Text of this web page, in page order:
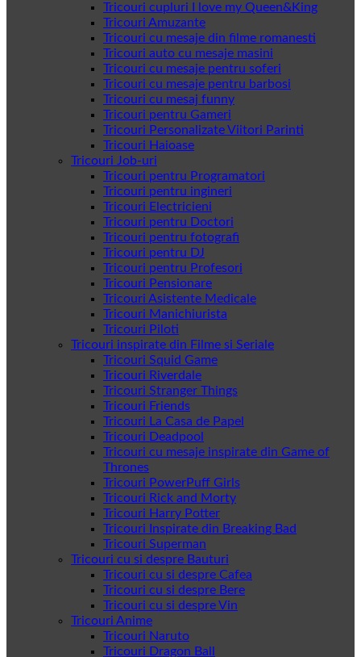
Tricouri cupluri I love my Queen&King
Tricouri Amuzante
Tricouri cu mesaje din filme romanesti
Tricouri auto cu mesaje masini
Tricouri cu mesaje pentru soferi
Tricouri cu mesaje pentru barbosi
Tricouri cu mesaj funny
Tricouri pentru Gameri
Tricouri Personalizate Viitori Parinti
Tricouri Haioase
Tricouri Job-uri
Tricouri pentru Programatori
Tricouri pentru ingineri
Tricouri Electricieni
Tricouri pentru Doctori
Tricouri pentru fotografi
Tricouri pentru DJ
Tricouri pentru Profesori
Tricouri Pensionare
Tricouri Asistente Medicale
Tricouri Manichiurista
Tricouri Piloti
Tricouri inspirate din Filme si Seriale
Tricouri Squid Game
Tricouri Riverdale
Tricouri Stranger Things
Tricouri Friends
Tricouri La Casa de Papel
Tricouri Deadpool
Tricouri cu mesaje inspirate din Game of
Thrones
Tricouri PowerPuff Girls
Tricouri Rick and Morty
Tricouri Harry Potter
Tricouri Inspirate din Breaking Bad
Tricouri Superman
Tricouri cu si despre Bauturi
Tricouri cu si despre Cafea
Tricouri cu si despre Bere
Tricouri cu si despre Vin
Tricouri Anime
Tricouri Naruto
Tricouri Dragon Ball